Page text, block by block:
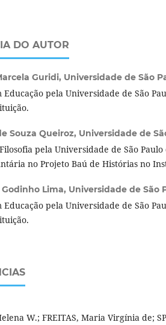
DO AUTOR
Guridi, Universidade de São
Educação pela Universidade de São
Souza Queiroz, Universidade de
pela Universidade de São
no Projeto Baú de Histórias no
Lima, Universidade de São
Educação pela Universidade de São
W.; FREITAS, Maria Virgínia de;